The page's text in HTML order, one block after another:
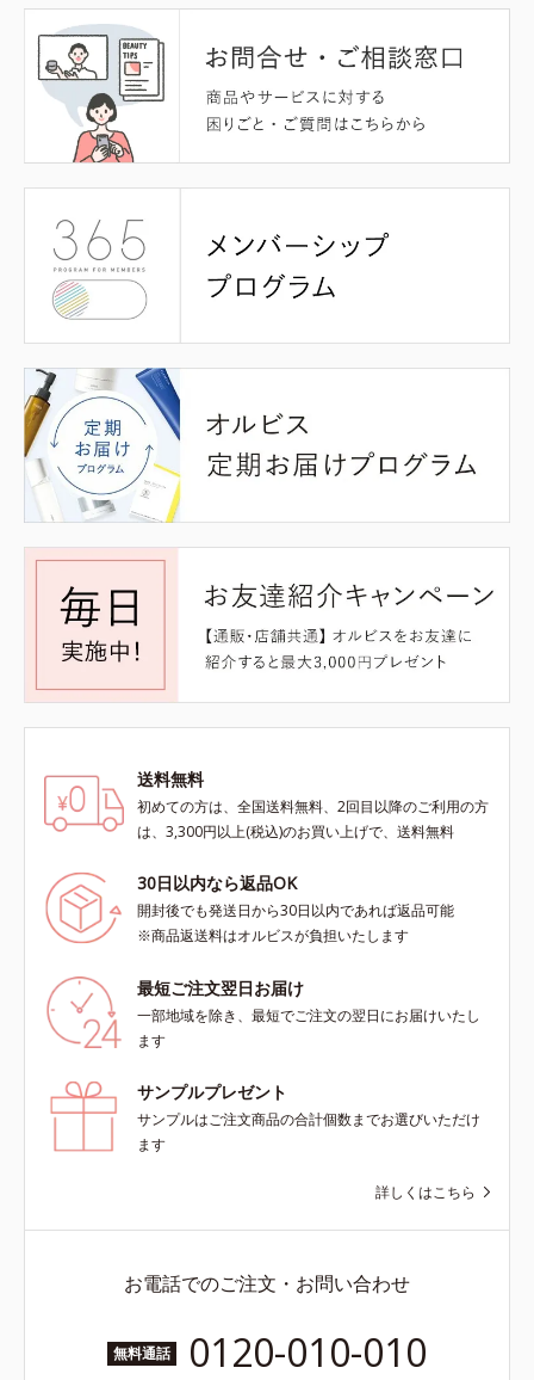
送料無料
初めての方は、全国送料無料、2回目以降のご利用の方
は、3,300円以上(税込)のお買い上げで、送料無料
30日以内なら返品OK
開封後でも発送日から30日以内であれば返品可能
※商品返送料はオルビスが負担いたします
最短ご注文翌日お届け
一部地域を除き、最短でご注文の翌日にお届けいたし
ます
サンプルプレゼント
サンプルはご注文商品の合計個数までお選びいただけ
ます
詳しくはこちら
お電話でのご注文・お問い合わせ
無料通話 0120-010-010